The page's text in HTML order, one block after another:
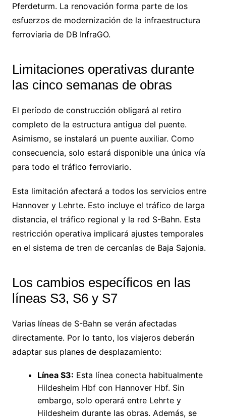
Pferdeturm. La renovación forma parte de los
esfuerzos de modernización de la infraestructura
ferroviaria de DB InfraGO.
Limitaciones operativas durante
las cinco semanas de obras
El período de construcción obligará al retiro
completo de la estructura antigua del puente.
Asimismo, se instalará un puente auxiliar. Como
consecuencia, solo estará disponible una única vía
para todo el tráfico ferroviario.
Esta limitación afectará a todos los servicios entre
Hannover y Lehrte. Esto incluye el tráfico de larga
distancia, el tráfico regional y la red S-Bahn. Esta
restricción operativa implicará ajustes temporales
en el sistema de tren de cercanías de Baja Sajonia.
Los cambios específicos en las
líneas S3, S6 y S7
Varias líneas de S-Bahn se verán afectadas
directamente. Por lo tanto, los viajeros deberán
adaptar sus planes de desplazamiento:
Línea S3: Esta línea conecta habitualmente
Hildesheim Hbf con Hannover Hbf. Sin
embargo, solo operará entre Lehrte y
Hildesheim durante las obras. Además, se